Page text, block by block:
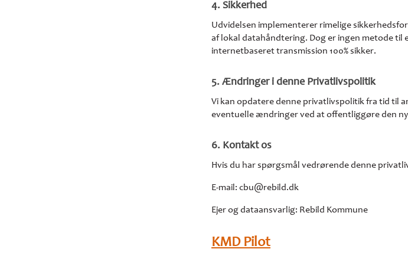
4. Sikkerhed
Udvidelsen implementerer rimelige
af lokal datahåndtering. Dog er ingen metode til
internetbaseret transmission 100% sikker.
5. Ændringer i denne Privatlivspolitik
Vi kan opdatere denne privatlivspolitik fra tid til
eventuelle ændringer ved at offentliggøre den
6. Kontakt os
Hvis du har spørgsmål vedrørende denne
E-mail: cbu@rebild.dk
Ejer og dataansvarlig: Rebild Kommune
KMD Pilot